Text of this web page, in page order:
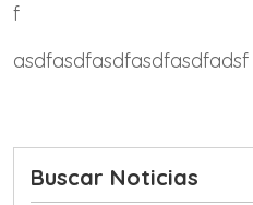
f
asdfasdfasdfasdfasdfadsf
Buscar Noticias